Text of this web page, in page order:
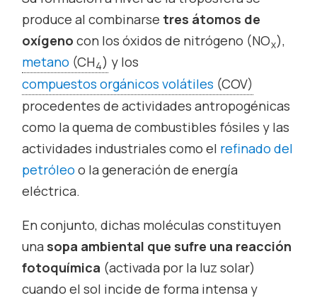
produce al combinarse tres átomos de
oxígeno con los óxidos de nitrógeno (NOx),
metano (CH4) y los
compuestos orgánicos volátiles (COV)
procedentes de actividades antropogénicas
como la quema de combustibles fósiles y las
actividades industriales como el refinado del
petróleo o la generación de energía
eléctrica.
En conjunto, dichas moléculas constituyen
una sopa ambiental que sufre una reacción
fotoquímica (activada por la luz solar)
cuando el sol incide de forma intensa y